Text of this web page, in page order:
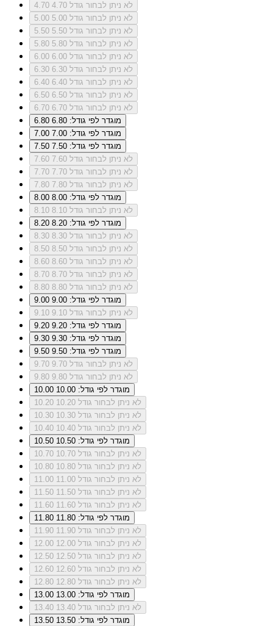
4.70
לא ניתן לבחור גודל 4.70
5.00
לא ניתן לבחור גודל 5.00
5.50
לא ניתן לבחור גודל 5.50
5.80
לא ניתן לבחור גודל 5.80
6.00
לא ניתן לבחור גודל 6.00
6.30
לא ניתן לבחור גודל 6.30
6.40
לא ניתן לבחור גודל 6.40
6.50
לא ניתן לבחור גודל 6.50
6.70
לא ניתן לבחור גודל 6.70
6.80
מוגדר לפי גודל: 6.80
7.00
מוגדר לפי גודל: 7.00
7.50
מוגדר לפי גודל: 7.50
7.60
לא ניתן לבחור גודל 7.60
7.70
לא ניתן לבחור גודל 7.70
7.80
לא ניתן לבחור גודל 7.80
8.00
מוגדר לפי גודל: 8.00
8.10
לא ניתן לבחור גודל 8.10
8.20
מוגדר לפי גודל: 8.20
8.30
לא ניתן לבחור גודל 8.30
8.50
לא ניתן לבחור גודל 8.50
8.60
לא ניתן לבחור גודל 8.60
8.70
לא ניתן לבחור גודל 8.70
8.80
לא ניתן לבחור גודל 8.80
9.00
מוגדר לפי גודל: 9.00
9.10
לא ניתן לבחור גודל 9.10
9.20
מוגדר לפי גודל: 9.20
9.30
מוגדר לפי גודל: 9.30
9.50
מוגדר לפי גודל: 9.50
9.70
לא ניתן לבחור גודל 9.70
9.80
לא ניתן לבחור גודל 9.80
10.00
מוגדר לפי גודל: 10.00
10.20
לא ניתן לבחור גודל 10.20
10.30
לא ניתן לבחור גודל 10.30
10.40
לא ניתן לבחור גודל 10.40
10.50
מוגדר לפי גודל: 10.50
10.70
לא ניתן לבחור גודל 10.70
10.80
לא ניתן לבחור גודל 10.80
11.00
לא ניתן לבחור גודל 11.00
11.50
לא ניתן לבחור גודל 11.50
11.60
לא ניתן לבחור גודל 11.60
11.80
מוגדר לפי גודל: 11.80
11.90
לא ניתן לבחור גודל 11.90
12.00
לא ניתן לבחור גודל 12.00
12.50
לא ניתן לבחור גודל 12.50
12.60
לא ניתן לבחור גודל 12.60
12.80
לא ניתן לבחור גודל 12.80
13.00
מוגדר לפי גודל: 13.00
13.40
לא ניתן לבחור גודל 13.40
13.50
מוגדר לפי גודל: 13.50